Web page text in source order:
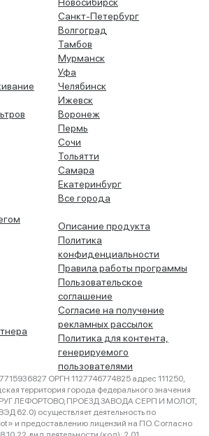
Санкт-Петербург
Волгоград
Тамбов
Мурманск
Уфа
Челябинск
Ижевск
Воронеж
Пермь
Сочи
Тольятти
Самара
Екатеринбург
Все города
Описание продукта
Политика
конфиденциальности
Правила работы программы
Пользовательское
соглашение
Согласие на получение
рекламных рассылок
Политика для контента,
генерируемого
пользователями
ОРГН 1127746774825 адрес 111250,
территория города федерального значения
ЛЕФОРТОВО, ПРОЕЗД ЗАВОДА СЕРП И МОЛОТ,
62.0) осуществляет деятельность по
и предоставлению лицензий на ПО. Согласно